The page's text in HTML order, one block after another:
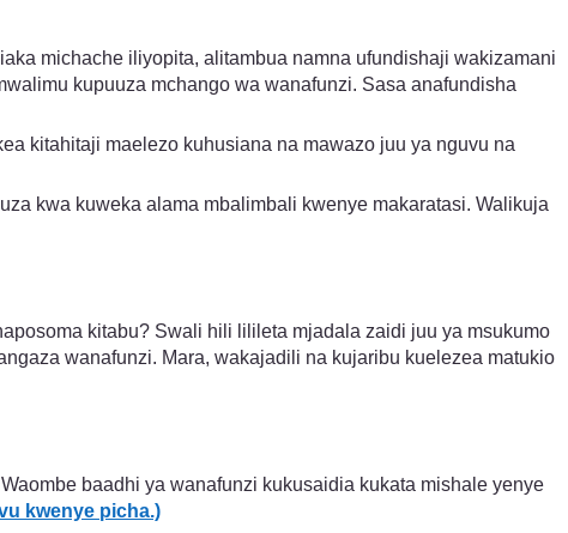
michache iliyopita, alitambua namna ufundishaji wakizamani
kupuuza mchango wa wanafunzi. Sasa anafundisha
kitahitaji maelezo kuhusiana na mawazo juu ya nguvu na
kwa kuweka alama mbalimbali kwenye makaratasi. Walikuja
kitabu? Swali hili lilileta mjadala zaidi juu ya msukumo
wanafunzi. Mara, wakajadili na kujaribu kuelezea matukio
baadhi ya wanafunzi kukusaidia kukata mishale yenye
kwenye picha.)